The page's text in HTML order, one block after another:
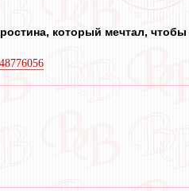
который мечтал,